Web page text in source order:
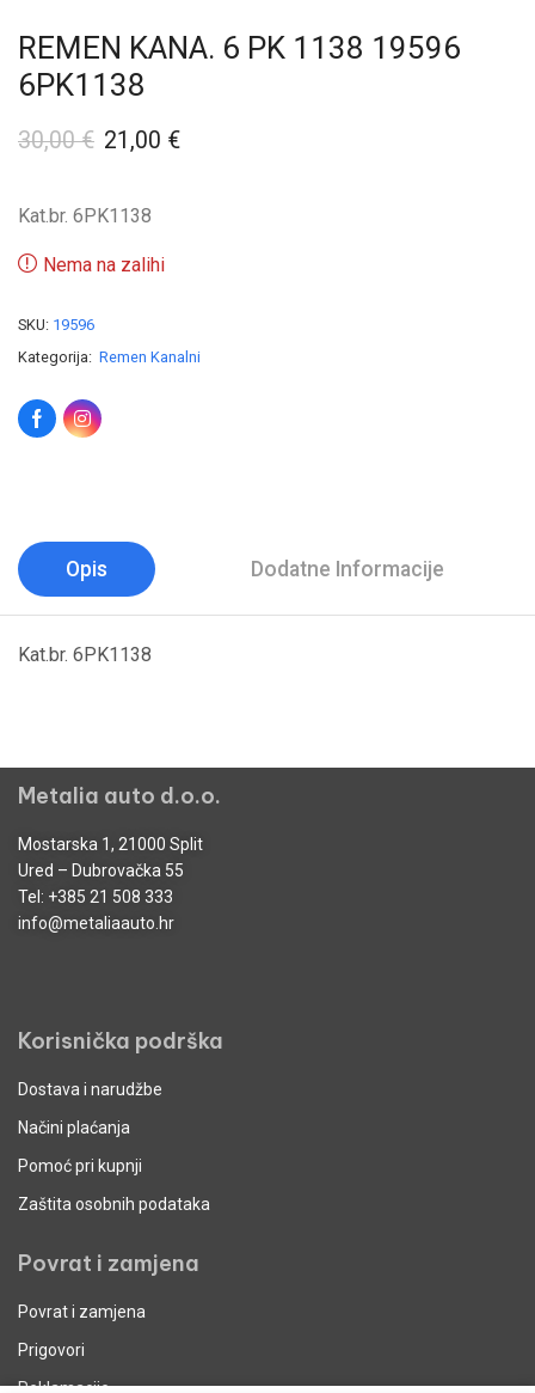
REMEN KANA. 6 PK 1138 19596
6PK1138
30,00€ 21,00 €
Kat.br. 6PK1138
Nema na zalihi
SKU: 19596
Kategorija: Remen Kanalni
Opis Dodatne Informacije
Kat.br. 6PK1138
Metalia auto d.o.o.
Mostarska 1, 21000 Split
Ured – Dubrovačka 55
Tel: +385 21 508 333
info@metaliaauto.hr
Korisnička podrška
Dostava i narudžbe
Načini plaćanja
Pomoć pri kupnji
Zaštita osobnih podataka
Povrat i zamjena
Povrat i zamjena
Prigovori
Reklamacije